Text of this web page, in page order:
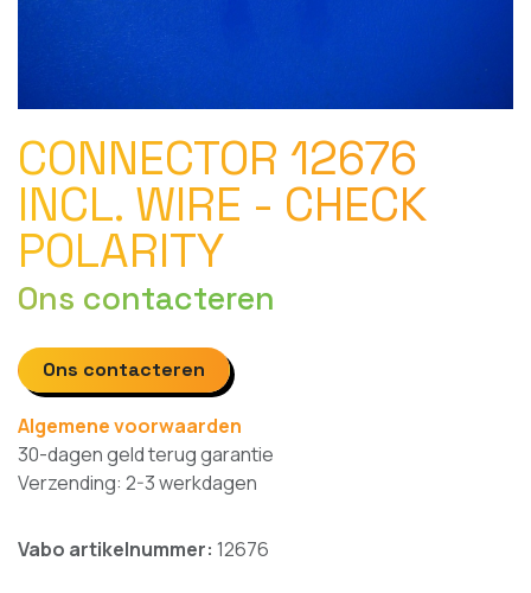
CONNECTOR 12676
INCL. WIRE - CHECK
POLARITY
Ons contacteren
Ons contacteren
Algemene voorwaarden
30-dagen geld terug garantie
Verzending: 2-3 werkdagen
Vabo artikelnummer: 12676